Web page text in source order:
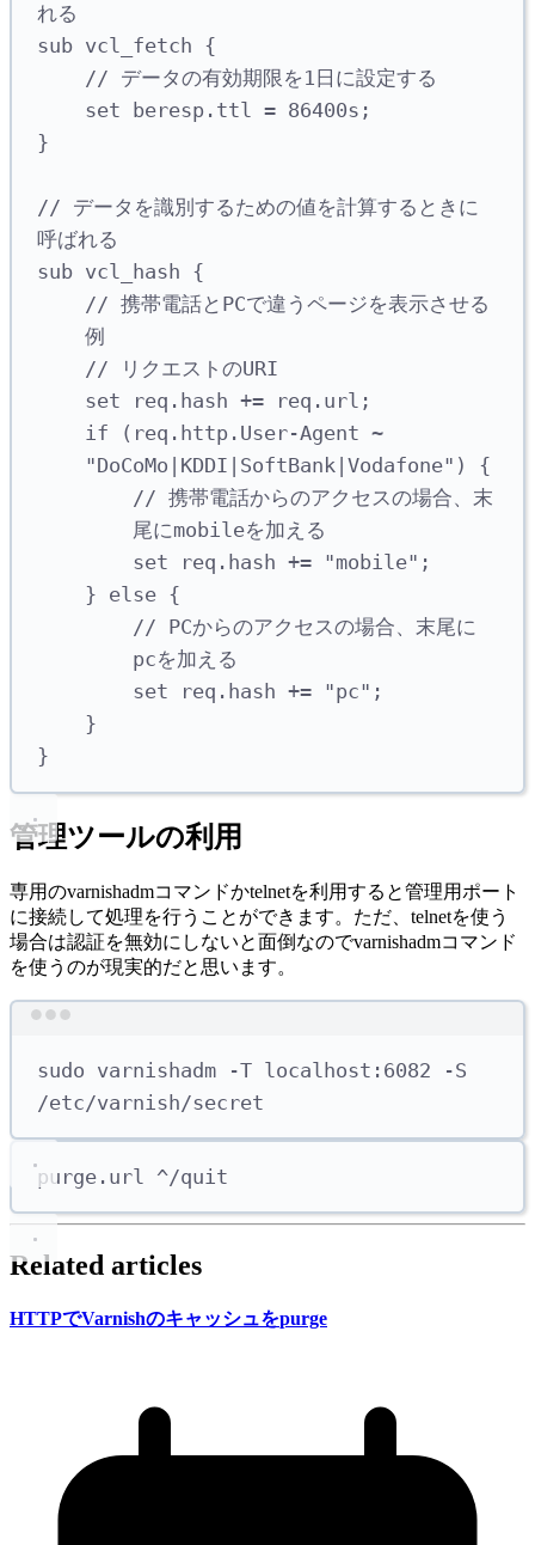
れる
sub vcl_fetch {
// データの有効期限を1日に設定する
set beresp.ttl = 86400s;
}
// データを識別するための値を計算するときに
呼ばれる
sub vcl_hash {
// 携帯電話とPCで違うページを表示させる
例
// リクエストのURI
set req.hash += req.url;
if (req.http.User-Agent ~
"DoCoMo|KDDI|SoftBank|Vodafone") {
// 携帯電話からのアクセスの場合、末
尾にmobileを加える
set req.hash += "mobile";
} else {
// PCからのアクセスの場合、末尾に
pcを加える
set req.hash += "pc";
}
}
管理ツールの利用
専用のvarnishadmコマンドかtelnetを利用すると管理用ポート
に接続して処理を行うことができます。ただ、telnetを使う
場合は認証を無効にしないと面倒なのでvarnishadmコマンド
を使うのが現実的だと思います。
sudo varnishadm -T localhost:6082
-S
/etc/varnish/secret
purge.url ^/quit
Related articles
HTTPでVarnishのキャッシュをpurge